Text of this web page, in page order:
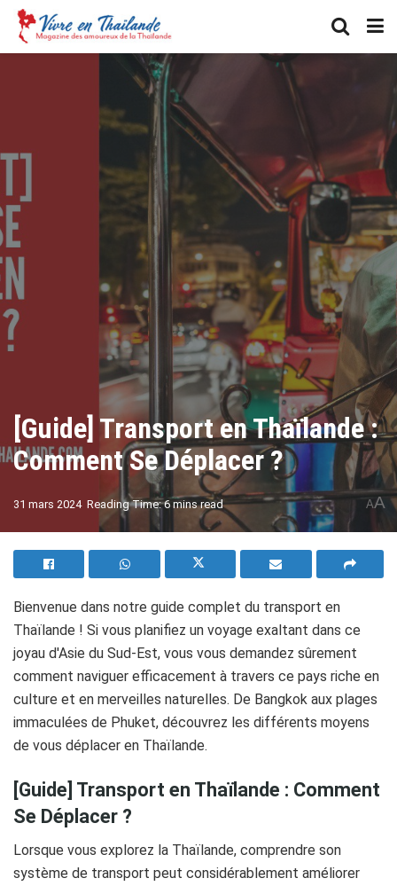
[Guide] Transport en Thaïlande :
Comment Se Déplacer ?
31 mars 2024 Reading Time: 6 mins read AA
Bienvenue dans notre guide complet du transport en
Thaïlande ! Si vous planifiez un voyage exaltant dans ce
joyau d'Asie du Sud-Est, vous vous demandez sûrement
comment naviguer efficacement à travers ce pays riche en
culture et en merveilles naturelles. De Bangkok aux plages
immaculées de Phuket, découvrez les différents moyens
de vous déplacer en Thaïlande.
[Guide] Transport en Thaïlande : Comment
Se Déplacer ?
Lorsque vous explorez la Thaïlande, comprendre son
système de transport peut considérablement améliorer